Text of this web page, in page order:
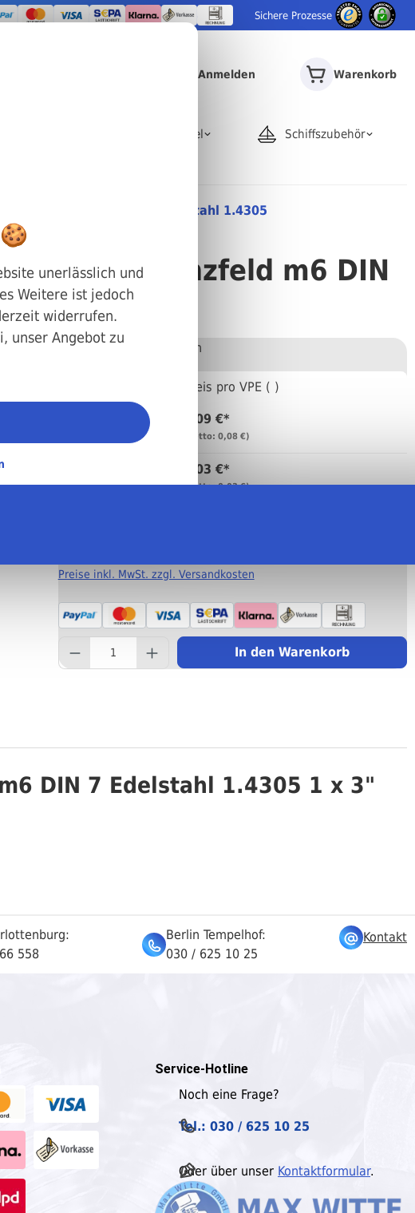
Sichere Prozesse
Anmelden Warenkorb
Rohrartikel Schiffszubehör
Toleranzfeld m6 DIN 7 Edelstahl 1.4305
A Toleranzfeld m6 DIN
1 x 3
Stückweise bestellen
Preis pro VPE ( )
0,09 €*
(netto: 0,08 €)
0,03 €*
(netto: 0,03 €)
Preise inkl. MwSt. zzgl. Versandkosten
In den Warenkorb
DIN 7 Edelstahl 1.4305 1 x 3"
558
Berlin Tempelhof:
030 / 625 10 25
Kontakt
Service-Hotline
Noch eine Frage?
Tel.: 030 / 625 10 25
Oder über unser Kontaktformular.
unerlässlich und
Weitere ist jedoch
widerrufen.
unser Angebot zu